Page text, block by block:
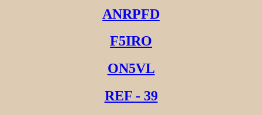
ANRPFD
F5IRO
ON5VL
REF - 39